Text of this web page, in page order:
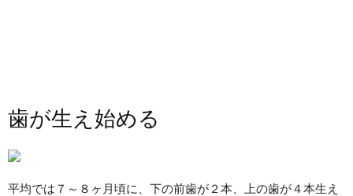
歯が生え始める
平均では７～８ヶ月頃に、下の前歯が２本、上の歯が４本生え